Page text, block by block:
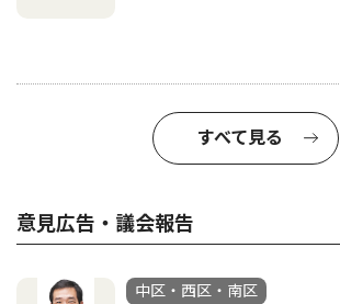
すべて見る
意見広告・議会報告
中区・西区・南区